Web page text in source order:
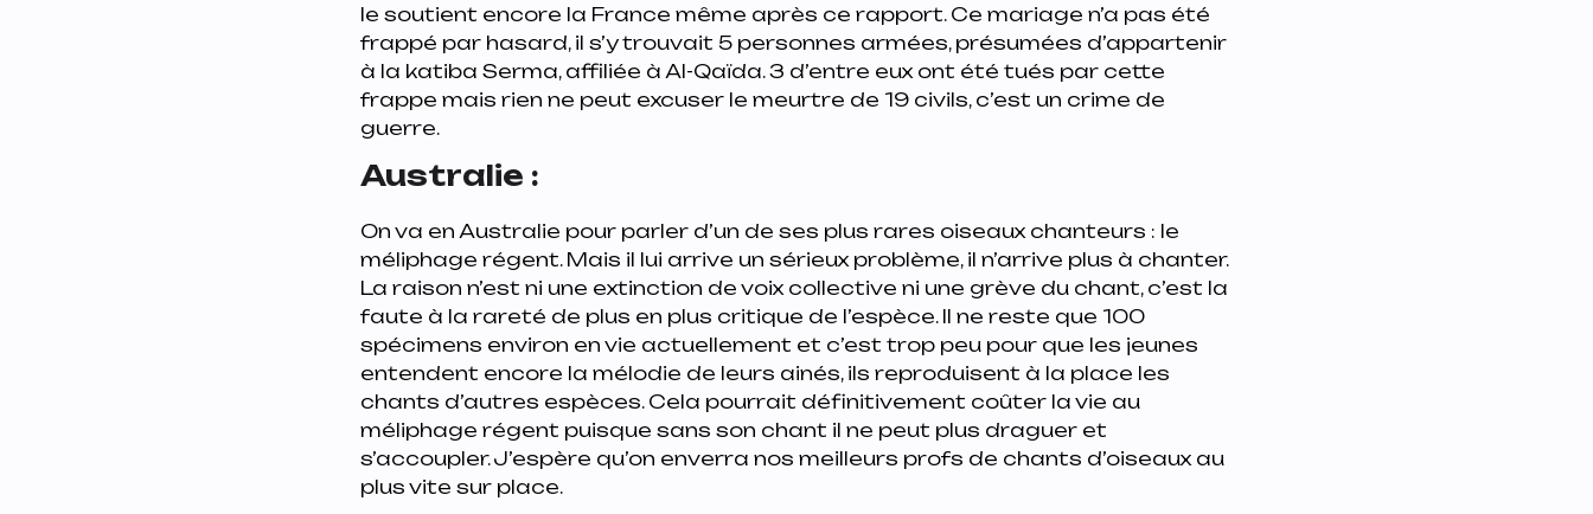
le soutient encore la France même après ce rapport. Ce mariage n’a pas été
frappé par hasard, il s’y trouvait 5 personnes armées, présumées d’appartenir
à la katiba Serma, affiliée à Al-Qaïda. 3 d’entre eux ont été tués par cette
frappe mais rien ne peut excuser le meurtre de 19 civils, c’est un crime de
guerre.
Australie :
On va en Australie pour parler d’un de ses plus rares oiseaux chanteurs : le
méliphage régent. Mais il lui arrive un sérieux problème, il n’arrive plus à chanter.
La raison n’est ni une extinction de voix collective ni une grève du chant, c’est la
faute à la rareté de plus en plus critique de l’espèce. Il ne reste que 100
spécimens environ en vie actuellement et c’est trop peu pour que les jeunes
entendent encore la mélodie de leurs ainés, ils reproduisent à la place les
chants d’autres espèces. Cela pourrait définitivement coûter la vie au
méliphage régent puisque sans son chant il ne peut plus draguer et
s’accoupler. J’espère qu’on enverra nos meilleurs profs de chants d’oiseaux au
plus vite sur place.